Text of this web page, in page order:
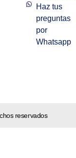
Haz tus
preguntas
por
Whatsapp
reservados